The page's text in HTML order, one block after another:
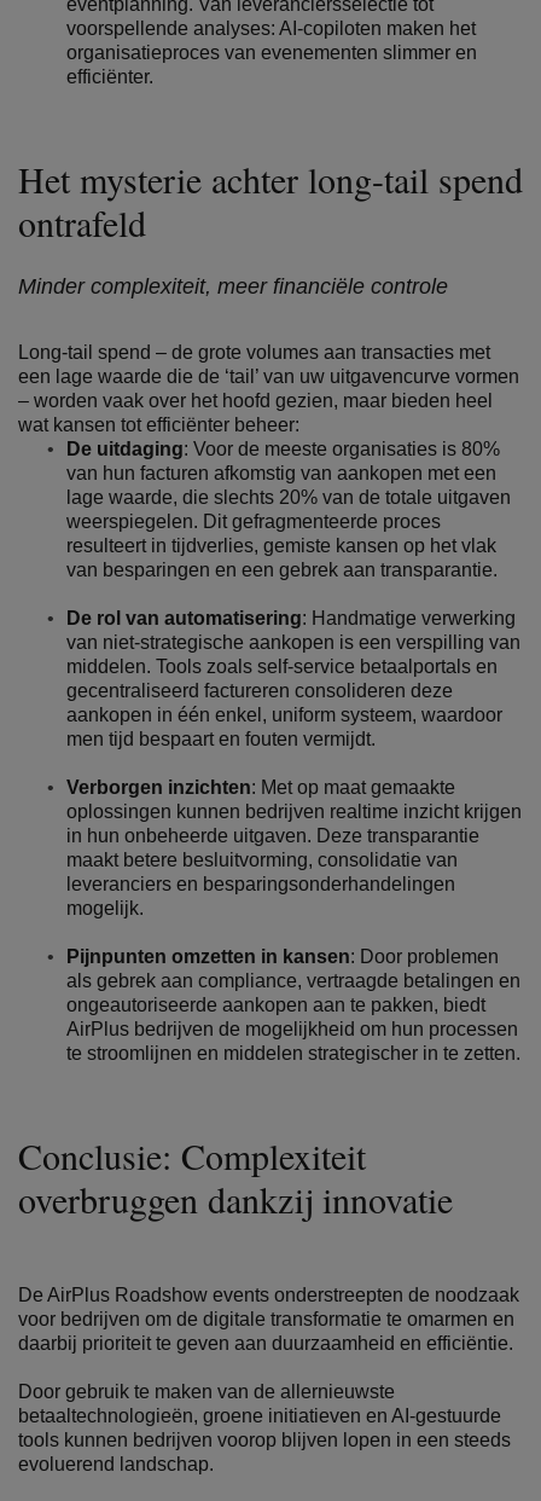
eventplanning. Van leveranciersselectie tot
voorspellende analyses: AI-copiloten maken het
organisatieproces van evenementen slimmer en
efficiënter.
Het mysterie achter long-tail spend
ontrafeld
Minder complexiteit, meer financiële controle
Long-tail spend – de grote volumes aan transacties met
een lage waarde die de ‘tail’ van uw uitgavencurve vormen
– worden vaak over het hoofd gezien, maar bieden heel
wat kansen tot efficiënter beheer:
De uitdaging: Voor de meeste organisaties is 80%
van hun facturen afkomstig van aankopen met een
lage waarde, die slechts 20% van de totale uitgaven
weerspiegelen. Dit gefragmenteerde proces
resulteert in tijdverlies, gemiste kansen op het vlak
van besparingen en een gebrek aan transparantie.
De rol van automatisering: Handmatige verwerking
van niet-strategische aankopen is een verspilling van
middelen. Tools zoals self-service betaalportals en
gecentraliseerd factureren consolideren deze
aankopen in één enkel, uniform systeem, waardoor
men tijd bespaart en fouten vermijdt.
Verborgen inzichten: Met op maat gemaakte
oplossingen kunnen bedrijven realtime inzicht krijgen
in hun onbeheerde uitgaven. Deze transparantie
maakt betere besluitvorming, consolidatie van
leveranciers en besparingsonderhandelingen
mogelijk.
Pijnpunten omzetten in kansen: Door problemen
als gebrek aan compliance, vertraagde betalingen en
ongeautoriseerde aankopen aan te pakken, biedt
AirPlus bedrijven de mogelijkheid om hun processen
te stroomlijnen en middelen strategischer in te zetten.
Conclusie: Complexiteit
overbruggen dankzij innovatie
De AirPlus Roadshow events onderstreepten de noodzaak
voor bedrijven om de digitale transformatie te omarmen en
daarbij prioriteit te geven aan duurzaamheid en efficiëntie.
Door gebruik te maken van de allernieuwste
betaaltechnologieën, groene initiatieven en AI-gestuurde
tools kunnen bedrijven voorop blijven lopen in een steeds
evoluerend landschap.